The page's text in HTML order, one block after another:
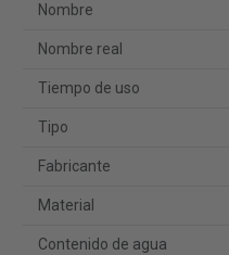
Nombre
Nombre real
Tiempo de uso
Tipo
Fabricante
Material
Contenido de agua